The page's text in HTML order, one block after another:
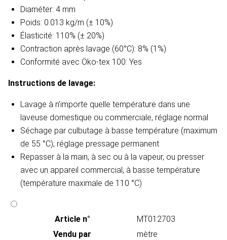
Diaméter: 4 mm
Poids: 0.013 kg/m (± 10%)
Élasticité: 110% (± 20%)
Contraction après lavage (60°C): 8% (1%)
Conformité avec Öko-tex 100: Yes
Instructions de lavage​:
Lavage à n’importe quelle température dans une
laveuse domestique ou commerciale, réglage normal
Séchage par culbutage à basse température (maximum
de 55 °C); réglage pressage permanent
Repasser à la main, à sec ou à la vapeur, ou presser
avec un appareil commercial, à basse température
(température maximale de 110 °C)
Article n°
MT012703
Vendu par
mètre